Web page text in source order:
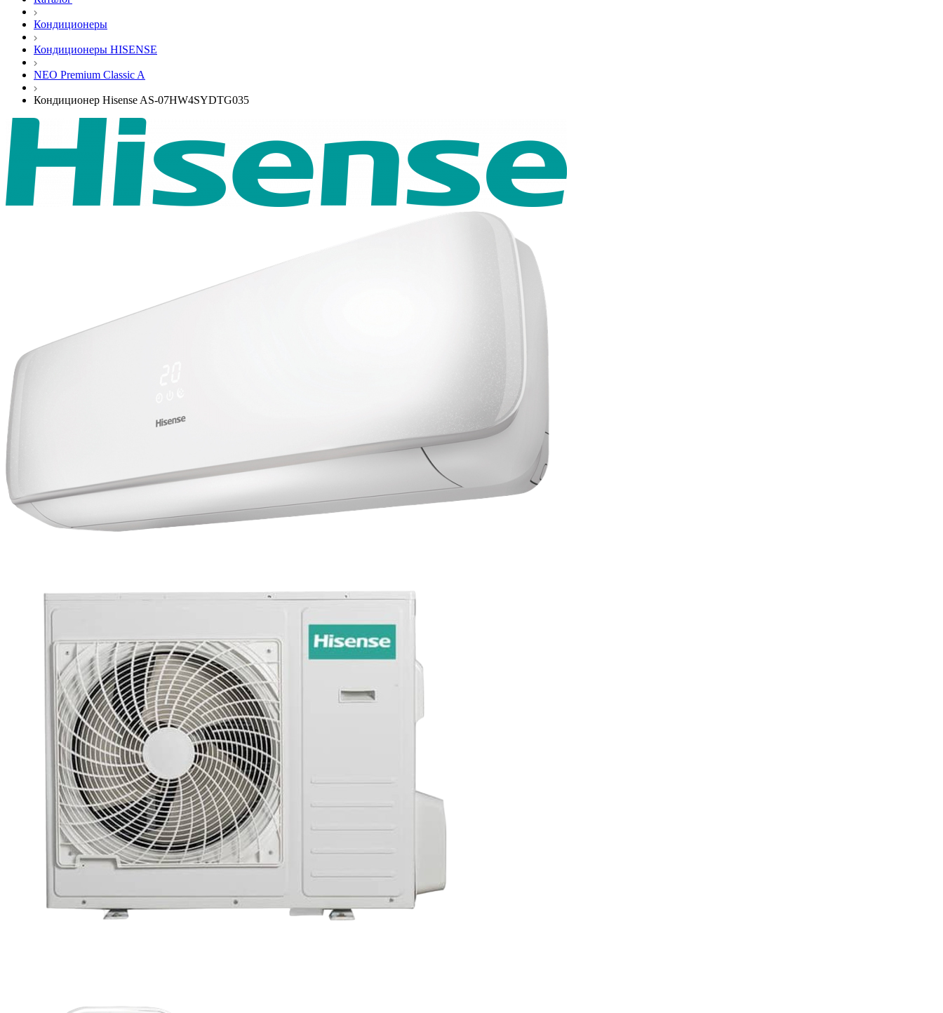
Кондиционеры
Кондиционеры HISENSE
NEO Premium Classic A
Кондиционер Hisense AS-07HW4SYDTG035